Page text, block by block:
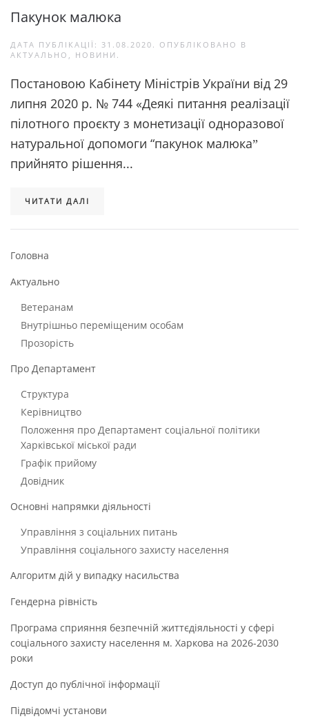
Пакунок малюка
ДАТА ПУБЛІКАЦІЇ: 31.08.2020 . ОПУБЛІКОВАНО В
АКТУАЛЬНО , НОВИНИ .
Постановою Кабінету Міністрів України від 29
липня 2020 р. № 744 «Деякі питання реалізації
пілотного проєкту з монетизації одноразової
натуральної допомоги “пакунок малюкаˮ
прийнято рішення...
ЧИТАТИ ДАЛІ
Головна
Актуально
Ветеранам
Внутрішньо переміщеним особам
Прозорість
Про Департамент
Структура
Керівництво
Положення про Департамент соціальної політики
Харківської міської ради
Графік прийому
Довідник
Основні напрямки діяльності
Управління з соціальних питань
Управління соціального захисту населення
Алгоритм дій у випадку насильства
Гендерна рівність
Програма сприяння безпечній життєдіяльності у сфері
соціального захисту населення м. Харкова на 2026-2030
роки
Доступ до публічної інформації
Підвідомчі установи